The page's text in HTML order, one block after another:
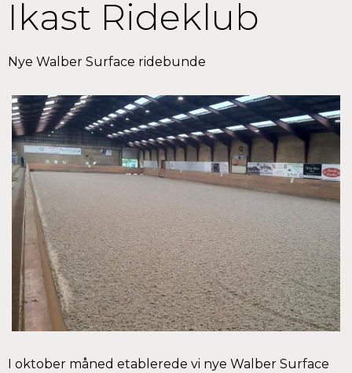
Ikast Rideklub
Nye Walber Surface ridebunde
I oktober måned etablerede vi nye Walber Surface